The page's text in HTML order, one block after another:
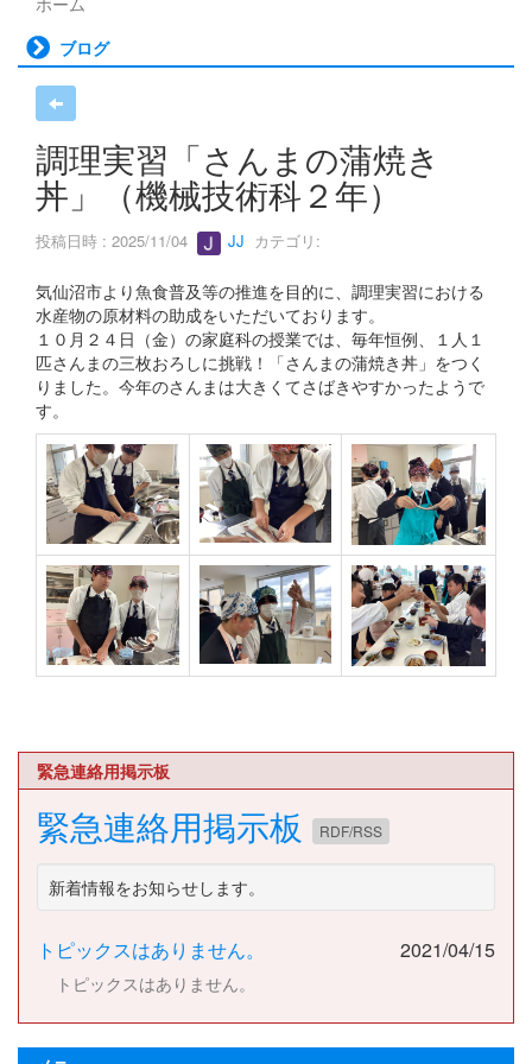
ブログ
調理実習「さんまの蒲焼き
丼」（機械技術科２年）
投稿日時 : 2025/11/04 JJ カテゴリ:
気仙沼市より魚食普及等の推進を目的に、調理実習における
水産物の原材料の助成をいただいております。
１０月２４日（金）の家庭科の授業では、毎年恒例、１人１
匹さんまの三枚おろしに挑戦！「さんまの蒲焼き丼」をつく
りました。今年のさんまは大きくてさばきやすかったようで
す。
緊急連絡用掲示板
緊急連絡用掲示板 RDF/RSS
新着情報をお知らせします。
トピックスはありません。 2021/04/15
トピックスはありません。